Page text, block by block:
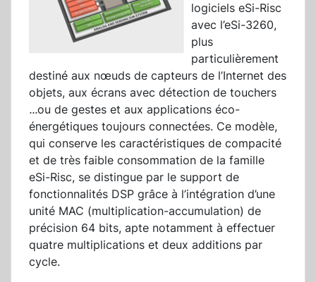
logiciels eSi-Risc
avec l’eSi-3260,
plus
particulièrement
destiné aux nœuds de capteurs de l’Internet des
objets, aux écrans avec détection de touchers
...ou de gestes et aux applications éco-
énergétiques toujours connectées. Ce modèle,
qui conserve les caractéristiques de compacité
et de très faible consommation de la famille
eSi-Risc, se distingue par le support de
fonctionnalités DSP grâce à l’intégration d’une
unité MAC (multiplication-accumulation) de
précision 64 bits, apte notamment à effectuer
quatre multiplications et deux additions par
cycle.